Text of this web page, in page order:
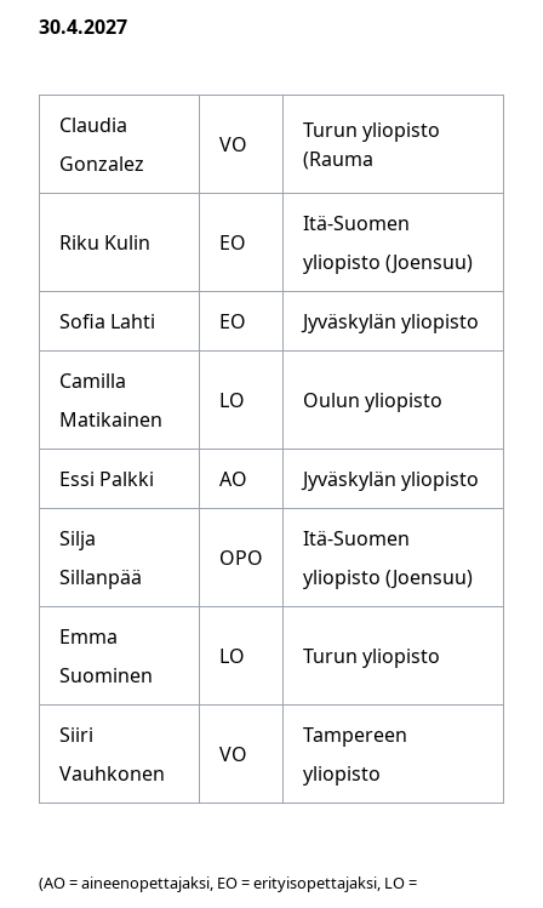
30.4.2027
Claudia
Gonzalez
VO
Turun yliopisto
(Rauma
Riku Kulin EO
Itä-Suomen
yliopisto (Joensuu)
Sofia Lahti EO Jyväskylän yliopisto
Camilla
Matikainen
LO Oulun yliopisto
Essi Palkki AO Jyväskylän yliopisto
Silja
Sillanpää
OPO
Itä-Suomen
yliopisto (Joensuu)
Emma
Suominen
LO Turun yliopisto
Siiri
Vauhkonen
VO
Tampereen
yliopisto
(AO = aineenopettajaksi, EO = erityisopettajaksi, LO =